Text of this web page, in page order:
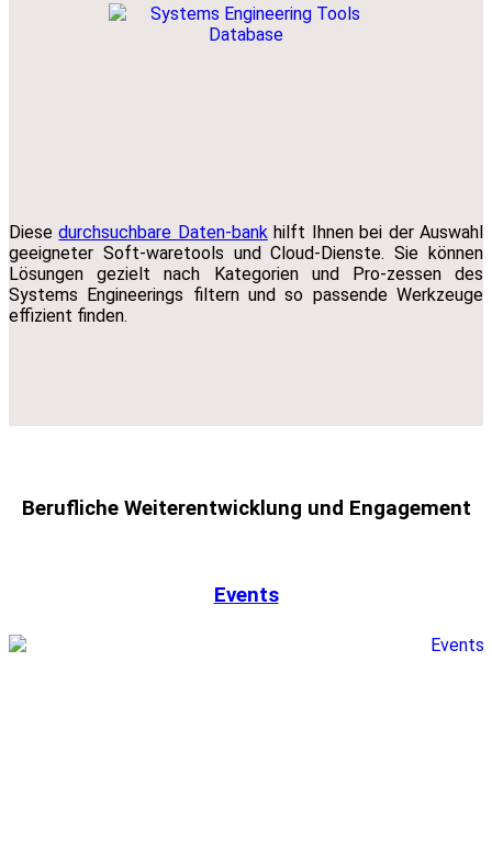
Diesedurchsuchbare Daten-bankhilft Ihnen bei der Auswahl
geeigneter Soft-waretools und Cloud-Dienste. Sie können
Lösungen gezielt nach Kategorien und Pro-zessen des
Systems Engineerings filtern und so passende Werkzeuge
effizient finden.
Berufliche Weiterentwicklung und Engagement
Events